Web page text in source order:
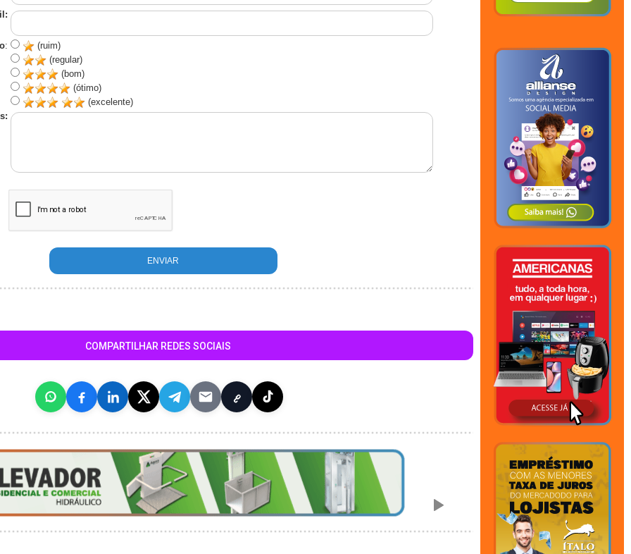
:
(ruim)
(regular)
(bom)
(ótimo)
(excelente)
COMPARTILHAR REDES SOCIAIS